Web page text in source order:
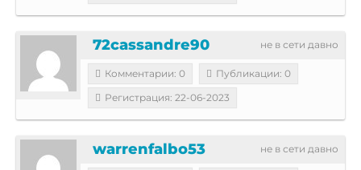
не в сети давно
72cassandre90
Комментарии: 0
Публикации: 0
Регистрация: 22-06-2023
не в сети давно
warrenfalbo53